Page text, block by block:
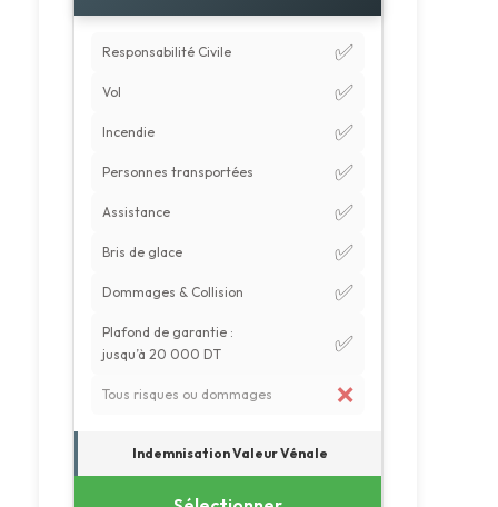
Responsabilité Civile ✅
Vol ✅
Incendie ✅
Personnes transportées ✅
Assistance ✅
Bris de glace ✅
Dommages & Collision ✅
Plafond de garantie :
jusqu’à 20 000 DT
✅
Tous risques ou dommages ❌
Indemnisation Valeur Vénale